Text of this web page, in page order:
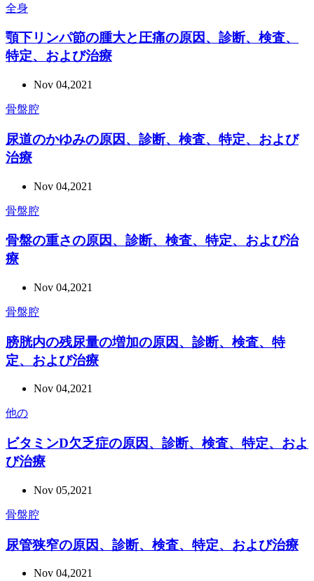
全身
顎下リンパ節の腫大と圧痛の原因、診断、検査、
特定、および治療
Nov 04,2021
骨盤腔
尿道のかゆみの原因、診断、検査、特定、および
治療
Nov 04,2021
骨盤腔
骨盤の重さの原因、診断、検査、特定、および治
療
Nov 04,2021
骨盤腔
膀胱内の残尿量の増加の原因、診断、検査、特
定、および治療
Nov 04,2021
他の
ビタミンD欠乏症の原因、診断、検査、特定、およ
び治療
Nov 05,2021
骨盤腔
尿管狭窄の原因、診断、検査、特定、および治療
Nov 04,2021